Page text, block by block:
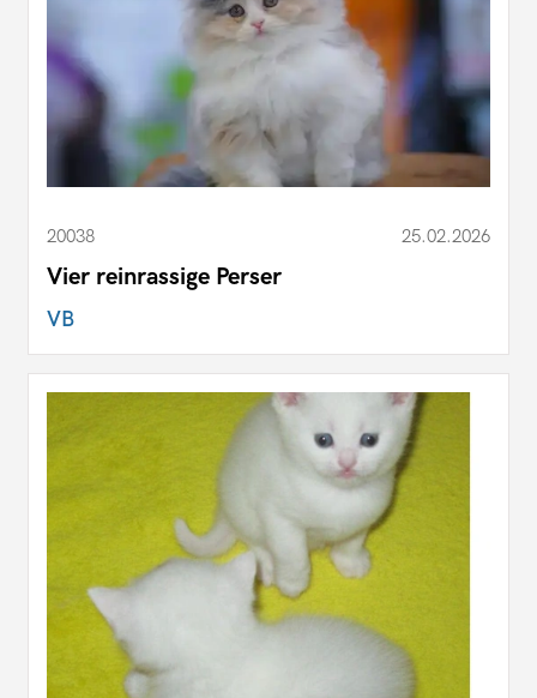
20038 25.02.2026
Vier reinrassige Perser
VB